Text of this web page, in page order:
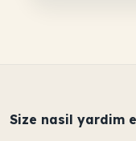
Size nasil yardim